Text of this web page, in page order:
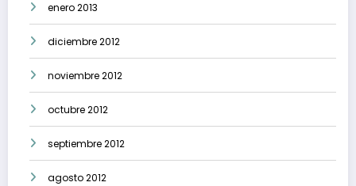
enero 2013
diciembre 2012
noviembre 2012
octubre 2012
septiembre 2012
agosto 2012